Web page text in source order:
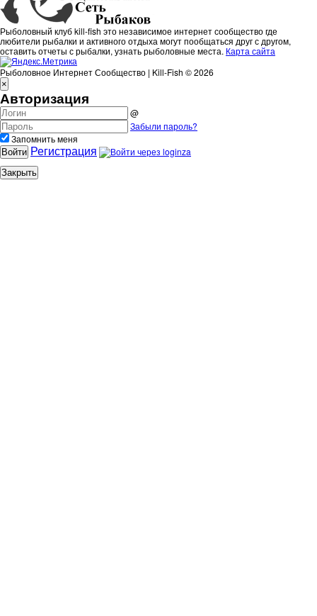
Рыболовный клуб kill-fish это независимое интернет сообщество где
любители рыбалки и активного отдыха могут пообщаться друг с другом,
оставить отчеты с рыбалки, узнать рыболовные места. Карта сайта
Рыболовное Интернет Сообщество | Kill-Fish © 2026
×
Авторизация
@
Забыли пароль?
Запомнить меня
Войти Регистрация
Закрыть